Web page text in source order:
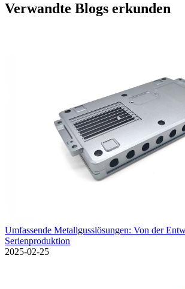
Verwandte Blogs erkunden
Umfassende Metallgusslösungen: Von der
Serienproduktion
2025-02-25